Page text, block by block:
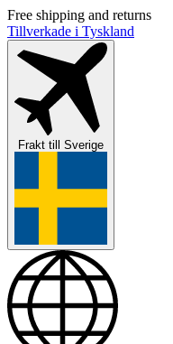
Free shipping and returns
Tillverkade i Tyskland
Frakt till Sverige